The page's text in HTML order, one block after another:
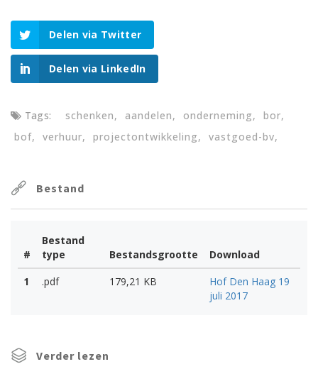
Delen via Twitter
Delen via LinkedIn
Tags: schenken aandelen onderneming
bor
bof
verhuur projectontwikkeling vastgoed-bv
Bestand
#
Bestand
type
Bestandsgrootte
Download
1
.pdf 179,21 KB
Hof Den Haag 19
juli 2017
Verder lezen